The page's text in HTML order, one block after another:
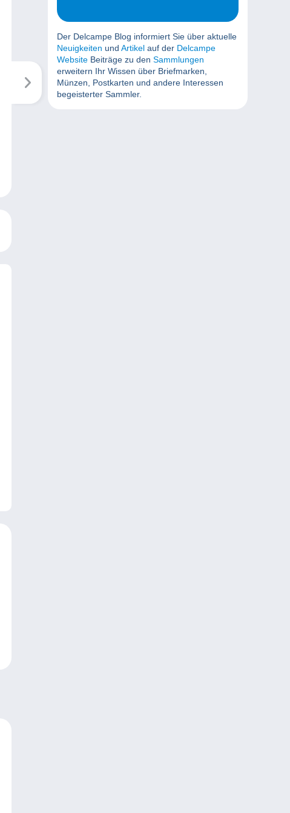
Der Delcampe Blog informiert Sie über aktuelle
Neuigkeiten und Artikel auf der Delcampe
Website Beiträge zu den Sammlungen
erweitern Ihr Wissen über Briefmarken,
Münzen, Postkarten und andere Interessen
begeisterter Sammler.